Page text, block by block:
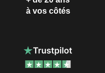
à vos côtés